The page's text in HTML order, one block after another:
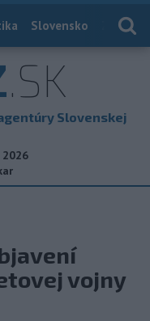
Slovensko
.SK
Slovenskej
vojny